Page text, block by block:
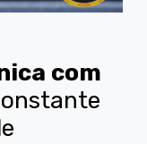
com